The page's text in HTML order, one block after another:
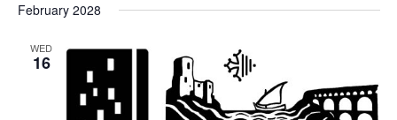
February 2028
WED
16